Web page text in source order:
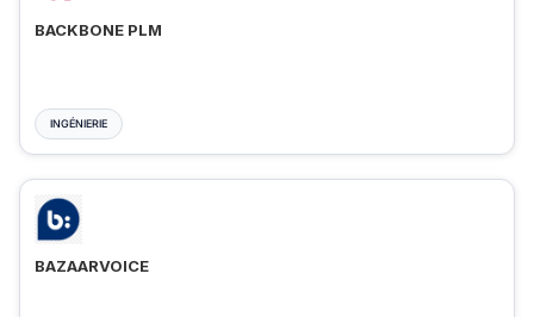
BACKBONE PLM
INGÉNIERIE
BAZAARVOICE